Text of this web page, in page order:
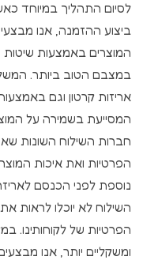
לסיום התהליך במיוחד
ביצוע ההזמנה, אנו
המוצרים באמצעות
במצבם הטוב ביותר.
אריזות קרטון וגם
המסייעת בשמירה על
חברות השילוח השונות
הפרטיות ואת איכות
נוספת לפני הכנסם
השילוח לא יוכלו לראות
הפרטיות של לקוחותינו.
ומשקליים יותר, אנו